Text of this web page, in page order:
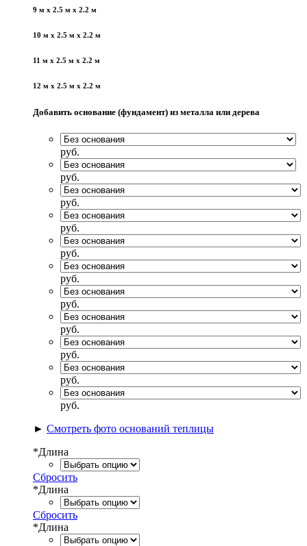
9 м x 2.5 м x 2.2 м
10 м x 2.5 м x 2.2 м
11 м x 2.5 м x 2.2 м
12 м x 2.5 м x 2.2 м
Добавить основание (фундамент) из металла или дерева
руб.
руб.
руб.
руб.
руб.
руб.
руб.
руб.
руб.
руб.
руб.
► Смотреть фото оснований теплицы
*Длина
Сбросить
*Длина
Сбросить
*Длина